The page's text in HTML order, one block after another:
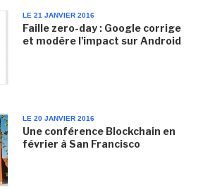
LE 21 JANVIER 2016
Faille zero-day : Google corrige
et modère l'impact sur Android
LE 20 JANVIER 2016
Une conférence Blockchain en
février à San Francisco